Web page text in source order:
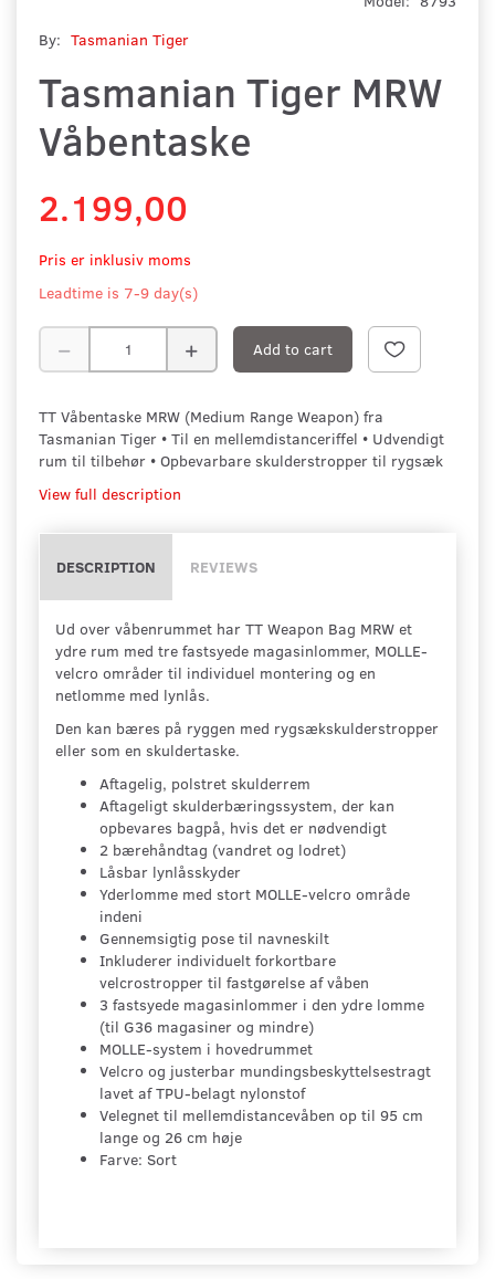
By: Tasmanian Tiger
Tasmanian Tiger MRW
Våbentaske
2.199,00
Pris er inklusiv moms
Leadtime is 7-9 day(s)
Add to cart
TT Våbentaske MRW (Medium Range Weapon) fra
Tasmanian Tiger • Til en mellemdistanceriffel • Udvendigt
rum til tilbehør • Opbevarbare skulderstropper til rygsæk
View full description
DESCRIPTION REVIEWS
Ud over våbenrummet har TT Weapon Bag MRW et
ydre rum med tre fastsyede magasinlommer, MOLLE-
velcro områder til individuel montering og en
netlomme med lynlås.
Den kan bæres på ryggen med rygsækskulderstropper
eller som en skuldertaske.
Aftagelig, polstret skulderrem
Aftageligt skulderbæringssystem, der kan
opbevares bagpå, hvis det er nødvendigt
2 bærehåndtag (vandret og lodret)
Låsbar lynlåsskyder
Yderlomme med stort MOLLE-velcro område
indeni
Gennemsigtig pose til navneskilt
Inkluderer individuelt forkortbare
velcrostropper til fastgørelse af våben
3 fastsyede magasinlommer i den ydre lomme
(til G36 magasiner og mindre)
MOLLE-system i hovedrummet
Velcro og justerbar mundingsbeskyttelsestragt
lavet af TPU-belagt nylonstof
Velegnet til mellemdistancevåben op til 95 cm
lange og 26 cm høje
Farve: Sort